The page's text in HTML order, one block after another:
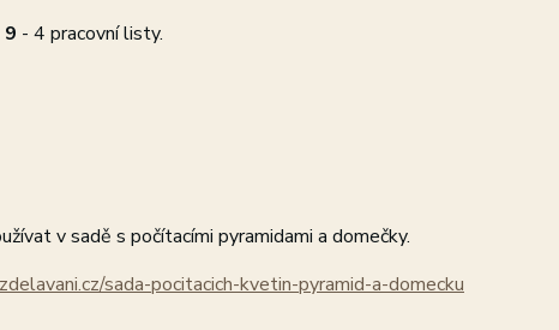
- 4 pracovní listy.
v sadě s počítacími pyramidami a domečky.
sada-pocitacich-kvetin-pyramid-a-domecku